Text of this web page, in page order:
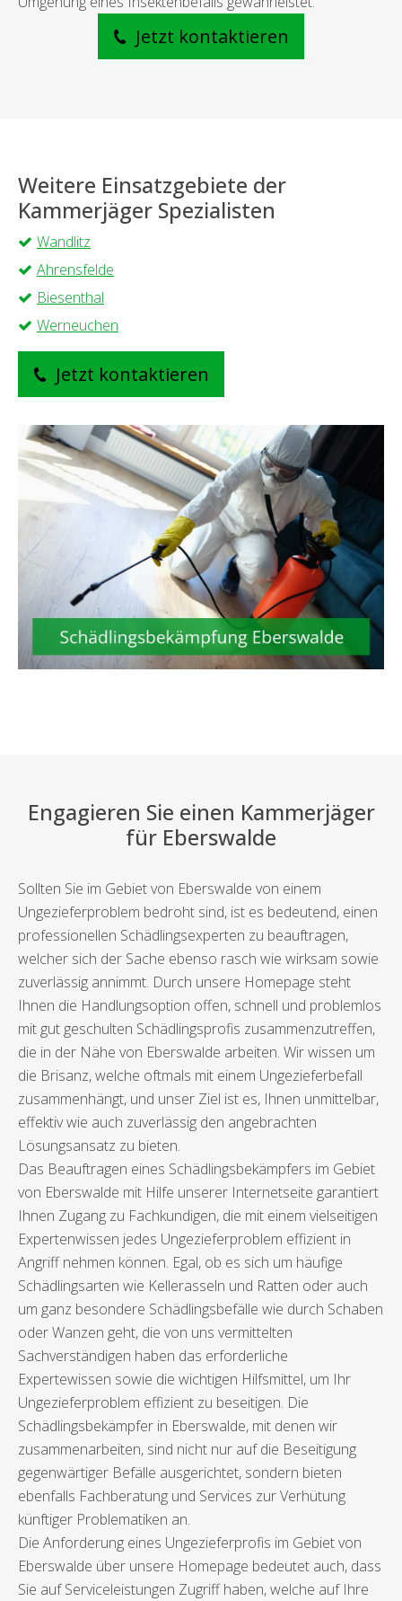
Jetzt kontaktieren
Weitere Einsatzgebiete der
Kammerjäger Spezialisten
Wandlitz
Ahrensfelde
Biesenthal
Werneuchen
Jetzt kontaktieren
Engagieren Sie einen Kammerjäger
für Eberswalde
Sollten Sie im Gebiet von Eberswalde von einem
Ungezieferproblem bedroht sind, ist es bedeutend, einen
professionellen Schädlingsexperten zu beauftragen,
welcher sich der Sache ebenso rasch wie wirksam sowie
zuverlässig annimmt. Durch unsere Homepage steht
Ihnen die Handlungsoption offen, schnell und problemlos
mit gut geschulten Schädlingsprofis zusammenzutreffen,
die in der Nähe von Eberswalde arbeiten. Wir wissen um
die Brisanz, welche oftmals mit einem Ungezieferbefall
zusammenhängt, und unser Ziel ist es, Ihnen unmittelbar,
effektiv wie auch zuverlässig den angebrachten
Lösungsansatz zu bieten.
Das Beauftragen eines Schädlingsbekämpfers im Gebiet
von Eberswalde mit Hilfe unserer Internetseite garantiert
Ihnen Zugang zu Fachkundigen, die mit einem vielseitigen
Expertenwissen jedes Ungezieferproblem effizient in
Angriff nehmen können. Egal, ob es sich um häufige
Schädlingsarten wie Kellerasseln und Ratten oder auch
um ganz besondere Schädlingsbefälle wie durch Schaben
oder Wanzen geht, die von uns vermittelten
Sachverständigen haben das erforderliche
Expertewissen sowie die wichtigen Hilfsmittel, um Ihr
Ungezieferproblem effizient zu beseitigen. Die
Schädlingsbekämpfer in Eberswalde, mit denen wir
zusammenarbeiten, sind nicht nur auf die Beseitigung
gegenwärtiger Befälle ausgerichtet, sondern bieten
ebenfalls Fachberatung und Services zur Verhütung
künftiger Problematiken an.
Die Anforderung eines Ungezieferprofis im Gebiet von
Eberswalde über unsere Homepage bedeutet auch, dass
Sie auf Serviceleistungen Zugriff haben, welche auf Ihre